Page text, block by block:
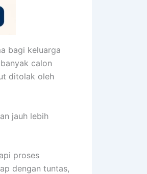
bagi keluarga
calon
ditolak oleh
jauh lebih
proses
dengan tuntas,